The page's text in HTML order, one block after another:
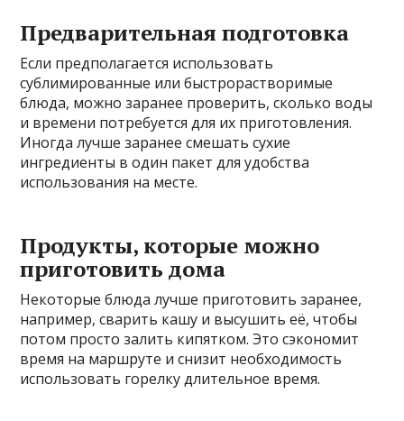
Предварительная подготовка
Если предполагается использовать
сублимированные или быстрорастворимые
блюда, можно заранее проверить, сколько воды
и времени потребуется для их приготовления.
Иногда лучше заранее смешать сухие
ингредиенты в один пакет для удобства
использования на месте.
Продукты, которые можно
приготовить дома
Некоторые блюда лучше приготовить заранее,
например, сварить кашу и высушить её, чтобы
потом просто залить кипятком. Это сэкономит
время на маршруте и снизит необходимость
использовать горелку длительное время.